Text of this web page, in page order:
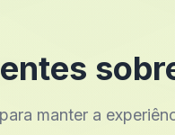
manter a